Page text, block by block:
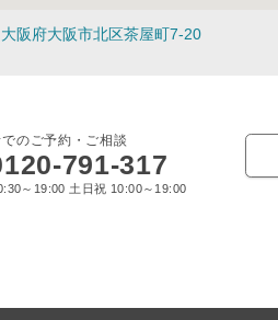
大阪府大阪市北区茶屋町7-20
のご予約・ご相談
791-317
～19:00 土日祝 10:00～19:00